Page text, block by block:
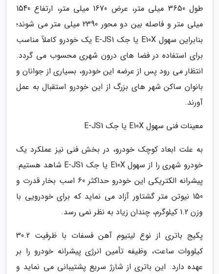
طول 3650 میلی متر، عرض 1670 میلی متر، ارتفاع 1540
میلی متر و فاصله بین دو محور 2390 میلی متر می شوند؛
بنابراین سهول E10X یا جک E-JS1 یک خودرو کاملاً مناسب
برای استفاده در فضا های درون شهری محسوب می گردد.
انتظار می رود پس از عرضه این خودرو، بسیاری از جوانان و
بانوان ساکن شهر های بزرگ از این خودرو استقبال به عمل
آورند.
معینات فنی سهول E10X یا جک E-JS1
به علت ابعاد کوچک خودرو، در بخش فنی نیز عملکرد یک
خودرو شهری را از سهول E10X یا جک E-JS1 شاهد هستیم.
پیشرانه الکتریکی این خودرو حداکثر 60 اسب بخار قدرت و
150 نیوتن متر گشتاور آزاد می نماید که برای خودرویی با
وزن 1.2 کیلوگرم، چندان زیاد به نظر نمی رسد.
پکیج باتری از نوع لیتیوم آهن فسفات با ظرفیت 30.2
کیلووات ساعت، وظیفه تأمین انرژی پیشرانه خودرو را بر
عهده دارد. این باتری از شارژ سریع پشتیبانی می نماید و